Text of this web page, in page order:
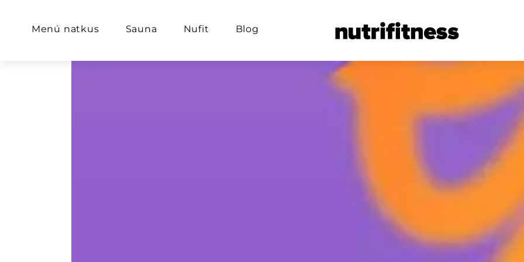
Menú natkus Sauna Nufit Blog